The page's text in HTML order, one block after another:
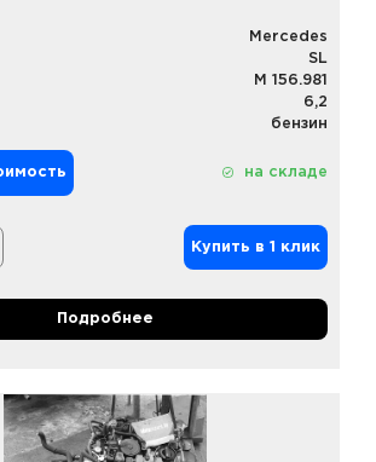
Mercedes
SL
M 156.981
6,2
бензин
на складе
Купить в 1 клик
Подробнее